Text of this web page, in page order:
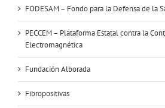
FODESAM – Fondo para la Defensa de la
PECCEM – Plataforma Estatal contra la
Electromagnética
Fundación Alborada
Fibropositivas